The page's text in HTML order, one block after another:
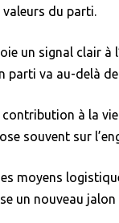
du parti.
un signal clair à
parti va au-delà
contribution à la
souvent sur
moyens
un nouveau